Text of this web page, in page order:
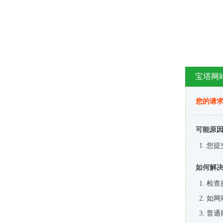
宝塔网
您的请
可能原
您提
如何解
检查
如网
普通